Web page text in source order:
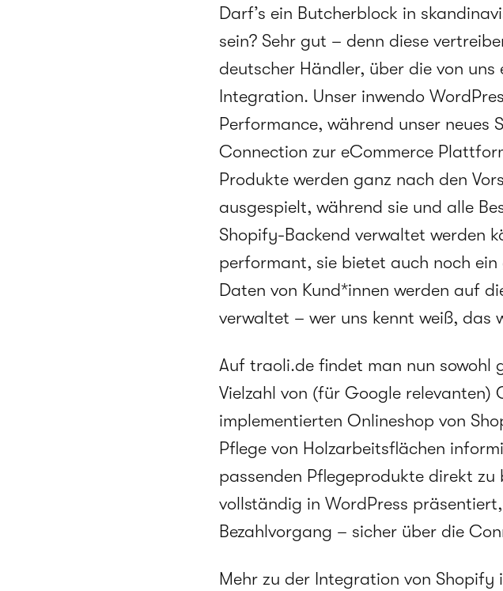
Darf’s ein Butcherblock in
sein? Sehr gut – denn diese
deutscher Händler, über die von
Integration. Unser inwendo
Performance, während unser
Connection zur eCommerce
Produkte werden ganz nach den
ausgespielt, während sie und alle
Shopify-Backend verwaltet werden
performant, sie bietet auch noch ein
Daten von Kund*innen werden auf
verwaltet – wer uns kennt weiß, das
Auf traoli.de findet man nun
Vielzahl von (für Google
implementierten Onlineshop von
Pflege von Holzarbeitsflächen
passenden Pflegeprodukte direkt
vollständig in WordPress
Bezahlvorgang – sicher über die
Mehr zu der Integration von